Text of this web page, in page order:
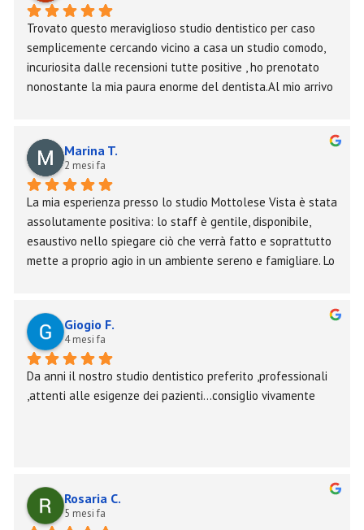
Trovato questo meraviglioso studio dentistico per caso
semplicemente cercando vicino a casa un studio comodo,
incuriosita dalle recensioni tutte positive , ho prenotato
nonostante la mia paura enorme del dentista.Al mio arrivo
benissimo.Faccio i miei complimenti a tutti e raccomando
assolutamente con tutto il cuoreAggiungo un commento in
merito alle due estrazioni dei denti del giudizio che ho
eseguito venerdì, per rinnovare i complimenti a tutto il
team per la pazienza e la professionalità dimostrata, non
pensavo di uscire mai sorridente da li e sentirmi cosi
coccolata da loro. Grazie ancora molte
Marina T.
2 mesi fa
La mia esperienza presso lo studio Mottolese Vista è stata
assolutamente positiva: lo staff è gentile, disponibile,
esaustivo nello spiegare ciò che verrà fatto e soprattutto
mette a proprio agio in un ambiente sereno e famigliare. Lo
Giogio F.
4 mesi fa
Da anni il nostro studio dentistico preferito ,professionali
,attenti alle esigenze dei pazienti...consiglio vivamente
Rosaria C.
5 mesi fa